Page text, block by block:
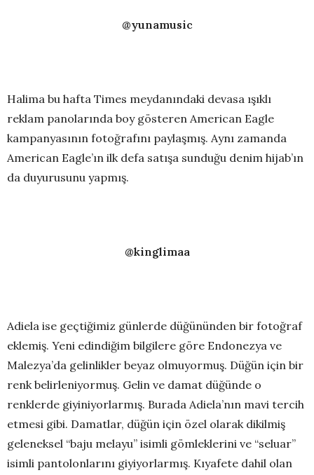
@yunamusic
Halima bu hafta Times meydanındaki devasa ışıklı
reklam panolarında boy gösteren American Eagle
kampanyasının fotoğrafını paylaşmış. Aynı zamanda
American Eagle’ın ilk defa satışa sunduğu denim hijab’ın
da duyurusunu yapmış.
@kinglimaa
Adiela ise geçtiğimiz günlerde düğününden bir fotoğraf
eklemiş. Yeni edindiğim bilgilere göre Endonezya ve
Malezya’da gelinlikler beyaz olmuyormuş. Düğün için bir
renk belirleniyormuş. Gelin ve damat düğünde o
renklerde giyiniyorlarmış. Burada Adiela’nın mavi tercih
etmesi gibi. Damatlar, düğün için özel olarak dikilmiş
geleneksel “baju melayu” isimli gömleklerini ve “seluar”
isimli pantolonlarını giyiyorlarmış. Kıyafete dahil olan